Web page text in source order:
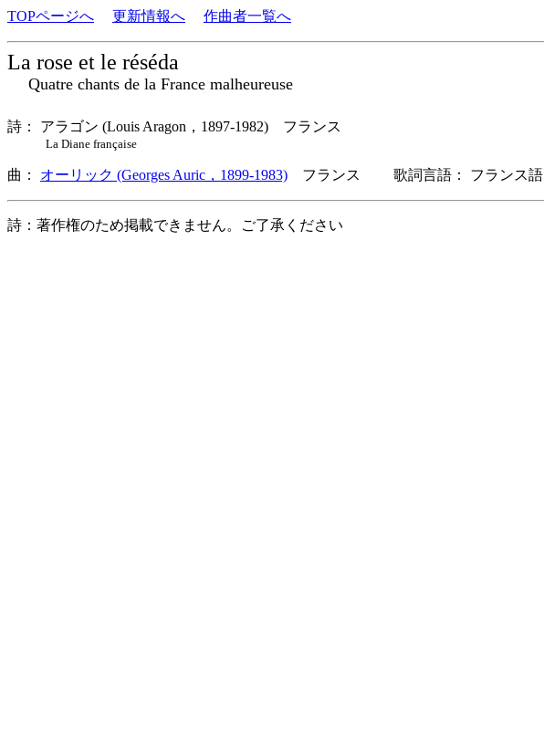
TOPページへ 更新情報へ 作曲者一覧へ
La rose et le réséda
Quatre chants de la France malheureuse
詩： アラゴン (Louis Aragon，1897-1982) フランス
La Diane française
曲： オーリック (Georges Auric，1899-1983) フランス 歌詞言語： フランス語
詩：著作権のため掲載できません。ご了承ください